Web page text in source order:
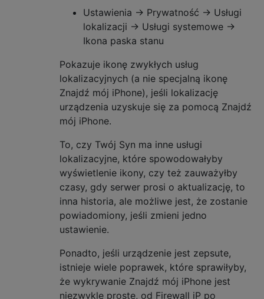
Ustawienia → Prywatność → Usługi
lokalizacji → Usługi systemowe →
Ikona paska stanu
Pokazuje ikonę zwykłych usług
lokalizacyjnych (a nie specjalną ikonę
Znajdź mój iPhone), jeśli lokalizację
urządzenia uzyskuje się za pomocą Znajdź
mój iPhone.
To, czy Twój Syn ma inne usługi
lokalizacyjne, które spowodowałyby
wyświetlenie ikony, czy też zauważyłby
czasy, gdy serwer prosi o aktualizację, to
inna historia, ale możliwe jest, że zostanie
powiadomiony, jeśli zmieni jedno
ustawienie.
Ponadto, jeśli urządzenie jest zepsute,
istnieje wiele poprawek, które sprawiłyby,
że wykrywanie Znajdź mój iPhone jest
niezwykle proste, od Firewall iP po